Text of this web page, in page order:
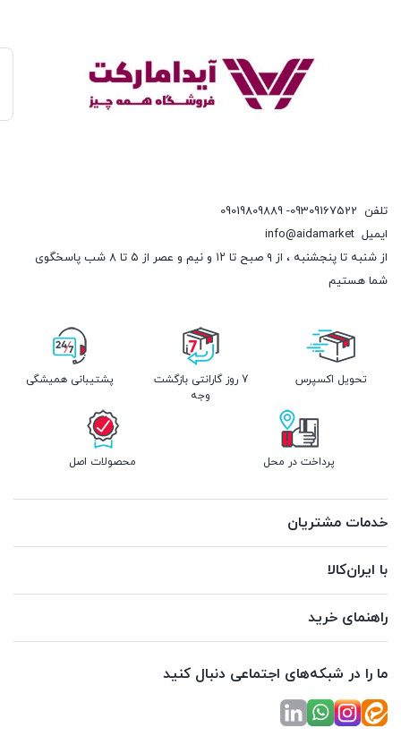
تلفن 09309167522- 09019809889
ایمیل info@aidamarket
از شنبه تا پنجشنبه ، از ۹ صبح تا ۱۲ و نیم و عصر از ۵ تا ۸ شب پاسخگوی
شما هستیم
تحویل اکسپرس
7 روز گارانتی بازگشت
وجه
پشتیبانی همیشگی
پرداخت در محل محصولات اصل
خدمات مشتریان
با ایران‌کالا
راهنمای خرید
ما را در شبکه‌های اجتماعی دنبال کنید